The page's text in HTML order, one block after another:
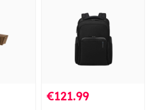
€121.99